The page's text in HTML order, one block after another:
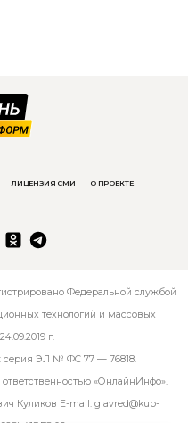
ЛИЦЕНЗИЯ СМИ О ПРОЕКТЕ
Федеральной службой
технологий и массовых
г.
серия ЭЛ № ФС 77 — 76818.
«ОнлайнИнфо».
Куликов E-mail: glavred@kub-